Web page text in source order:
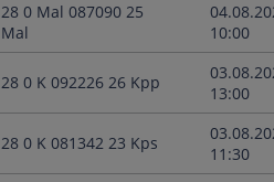
28 0 Mal 087090 25
Mal
10:00
28 0 K 092226 26 Kpp
13:00
28 0 K 081342 23 Kps
11:30